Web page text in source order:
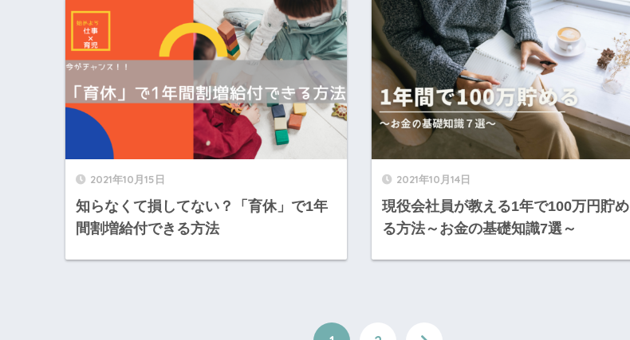
2021年10月15日
知らなくて損してない？「育休」で1年
間割増給付できる方法
2021年10月14日
現役会社員が教える1年で100万円貯め
る方法～お金の基礎知識7選～